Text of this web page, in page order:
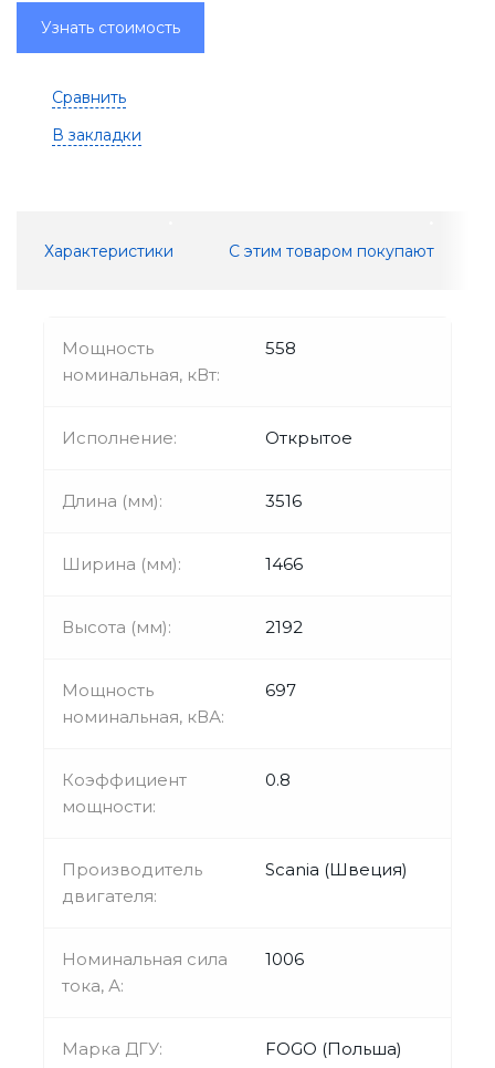
Узнать стоимость
Сравнить
В закладки
Характеристики С этим товаром покупают
Мощность
номинальная, кВт:
558
Исполнение: Открытое
Длина (мм): 3516
Ширина (мм): 1466
Высота (мм): 2192
Мощность
номинальная, кВА:
697
Коэффициент
мощности:
0.8
Производитель
двигателя:
Scania (Швеция)
Номинальная сила
тока, А:
1006
Марка ДГУ: FOGO (Польша)